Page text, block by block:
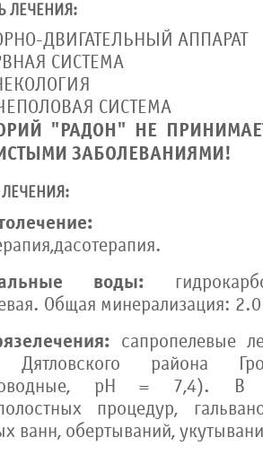
ЛЕЧЕНИЯ:
ДВИГАТЕЛЬНЫЙ АППАРАТ
СИСТЕМА
СИСТЕМА
"РАДОН" НЕ
ЗАБОЛЕВАНИЯМИ!
воды:
Общая минерализация:
сапропелевые
Дятловского района
pH = 7,4). В
процедур,
ванн, обертываний,